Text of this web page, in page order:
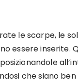
le scarpe, le
essere inserite.
che siano